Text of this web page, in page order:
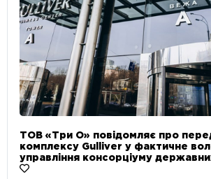
ТОВ «Три О» повідомляє про
комплексу Gulliver у фактичне
управління консорціуму